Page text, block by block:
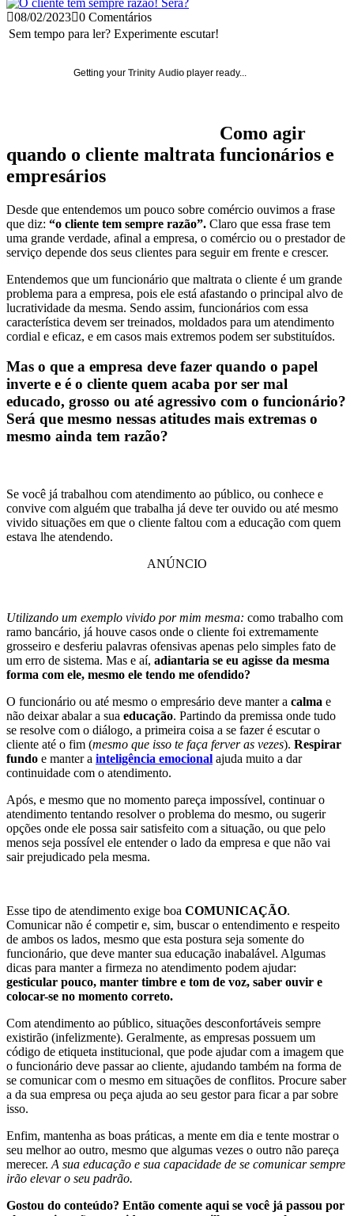
08/02/2023 0 Comentários
Sem tempo para ler? Experimente escutar!
Getting your Trinity Audio player ready...
Como agir
quando o cliente maltrata funcionários e
empresários
Desde que entendemos um pouco sobre comércio ouvimos a frase
que diz: “o cliente tem sempre razão”. Claro que essa frase tem
uma grande verdade, afinal a empresa, o comércio ou o prestador de
serviço depende dos seus clientes para seguir em frente e crescer.
Entendemos que um funcionário que maltrata o cliente é um grande
problema para a empresa, pois ele está afastando o principal alvo de
lucratividade da mesma. Sendo assim, funcionários com essa
característica devem ser treinados, moldados para um atendimento
cordial e eficaz, e em casos mais extremos podem ser substituídos.
Mas o que a empresa deve fazer quando o papel
inverte e é o cliente quem acaba por ser mal
educado, grosso ou até agressivo com o funcionário?
Será que mesmo nessas atitudes mais extremas o
mesmo ainda tem razão?
Se você já trabalhou com atendimento ao público, ou conhece e
convive com alguém que trabalha já deve ter ouvido ou até mesmo
vivido situações em que o cliente faltou com a educação com quem
estava lhe atendendo.
ANÚNCIO
Utilizando um exemplo vivido por mim mesma: como trabalho com
ramo bancário, já houve casos onde o cliente foi extremamente
grosseiro e desferiu palavras ofensivas apenas pelo simples fato de
um erro de sistema. Mas e aí, adiantaria se eu agisse da mesma
forma com ele, mesmo ele tendo me ofendido?
O funcionário ou até mesmo o empresário deve manter a calma e
não deixar abalar a sua educação. Partindo da premissa onde tudo
se resolve com o diálogo, a primeira coisa a se fazer é escutar o
cliente até o fim (mesmo que isso te faça ferver as vezes). Respirar
fundo e manter a inteligência emocional ajuda muito a dar
continuidade com o atendimento.
Após, e mesmo que no momento pareça impossível, continuar o
atendimento tentando resolver o problema do mesmo, ou sugerir
opções onde ele possa sair satisfeito com a situação, ou que pelo
menos seja possível ele entender o lado da empresa e que não vai
sair prejudicado pela mesma.
Esse tipo de atendimento exige boa COMUNICAÇÃO.
Comunicar não é competir e, sim, buscar o entendimento e respeito
de ambos os lados, mesmo que esta postura seja somente do
funcionário, que deve manter sua educação inabalável. Algumas
dicas para manter a firmeza no atendimento podem ajudar:
gesticular pouco, manter timbre e tom de voz, saber ouvir e
colocar-se no momento correto.
Com atendimento ao público, situações desconfortáveis sempre
existirão (infelizmente). Geralmente, as empresas possuem um
código de etiqueta institucional, que pode ajudar com a imagem que
o funcionário deve passar ao cliente, ajudando também na forma de
se comunicar com o mesmo em situações de conflitos. Procure saber
a da sua empresa ou peça ajuda ao seu gestor para ficar a par sobre
isso.
Enfim, mantenha as boas práticas, a mente em dia e tente mostrar o
seu melhor ao outro, mesmo que algumas vezes o outro não pareça
merecer. A sua educação e sua capacidade de se comunicar sempre
irão elevar o seu padrão.
Gostou do conteúdo? Então comente aqui se você já passou por